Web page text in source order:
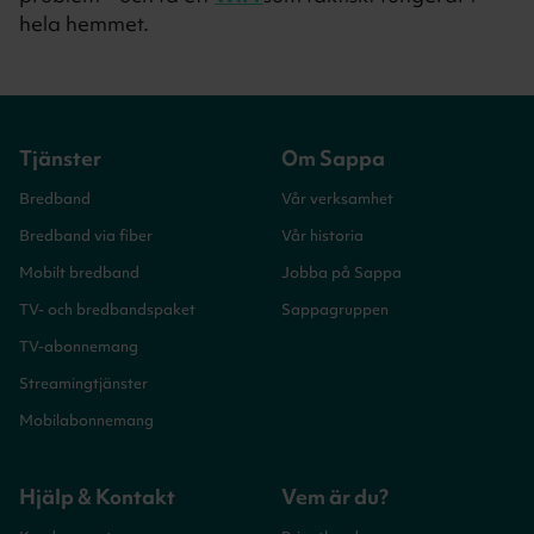
hela hemmet.
Tjänster
Bredband
Bredband via fiber
Mobilt bredband
TV- och bredbandspaket
TV-abonnemang
Streamingtjänster
Mobilabonnemang
Om Sappa
Vår verksamhet
Vår historia
Jobba på Sappa
Sappagruppen
Hjälp & Kontakt Vem är du?